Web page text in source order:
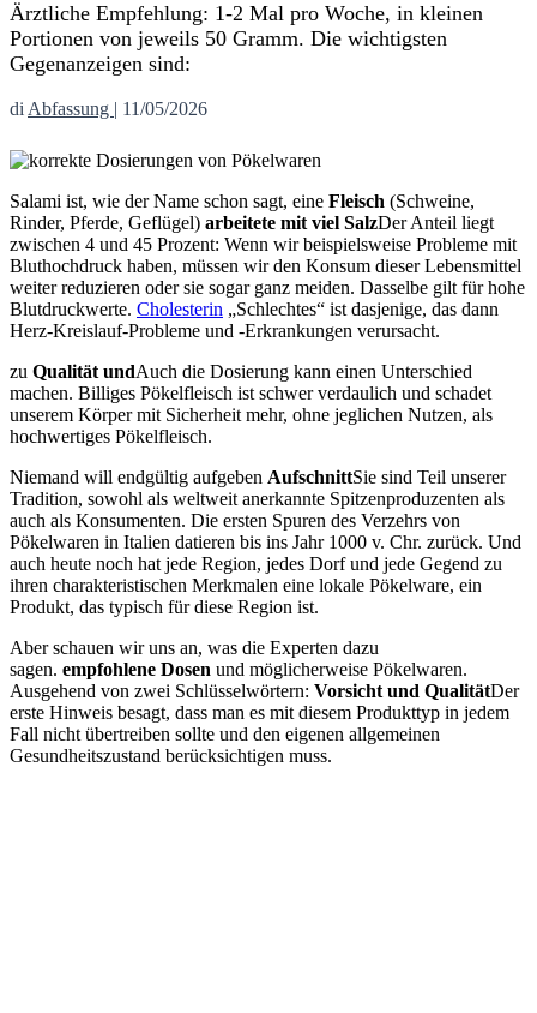
Ärztliche Empfehlung: 1-2 Mal pro Woche, in kleinen
Portionen von jeweils 50 Gramm. Die wichtigsten
Gegenanzeigen sind:
di Abfassung | 11/05/2026
Salami ist, wie der Name schon sagt, eine Fleisch (Schweine,
Rinder, Pferde, Geflügel) arbeitete mit viel SalzDer Anteil liegt
zwischen 4 und 45 Prozent: Wenn wir beispielsweise Probleme mit
Bluthochdruck haben, müssen wir den Konsum dieser Lebensmittel
weiter reduzieren oder sie sogar ganz meiden. Dasselbe gilt für hohe
Blutdruckwerte. Cholesterin „Schlechtes“ ist dasjenige, das dann
Herz-Kreislauf-Probleme und -Erkrankungen verursacht.
zu Qualität undAuch die Dosierung kann einen Unterschied
machen. Billiges Pökelfleisch ist schwer verdaulich und schadet
unserem Körper mit Sicherheit mehr, ohne jeglichen Nutzen, als
hochwertiges Pökelfleisch.
Niemand will endgültig aufgeben AufschnittSie sind Teil unserer
Tradition, sowohl als weltweit anerkannte Spitzenproduzenten als
auch als Konsumenten. Die ersten Spuren des Verzehrs von
Pökelwaren in Italien datieren bis ins Jahr 1000 v. Chr. zurück. Und
auch heute noch hat jede Region, jedes Dorf und jede Gegend zu
ihren charakteristischen Merkmalen eine lokale Pökelware, ein
Produkt, das typisch für diese Region ist.
Aber schauen wir uns an, was die Experten dazu
sagen. empfohlene Dosen und möglicherweise Pökelwaren.
Ausgehend von zwei Schlüsselwörtern: Vorsicht und QualitätDer
erste Hinweis besagt, dass man es mit diesem Produkttyp in jedem
Fall nicht übertreiben sollte und den eigenen allgemeinen
Gesundheitszustand berücksichtigen muss.